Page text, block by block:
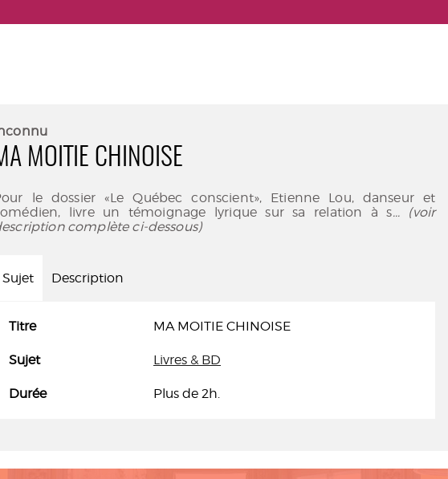
MOITIE CHINOISE
le dossier «Le Québec conscient», Etienne Lou, danseur et
livre un témoignage lyrique sur sa relation à s... (voir
complète ci-dessous)
Sujet Description
Titre MA MOITIE CHINOISE
Sujet Livres & BD
Durée Plus de 2h.